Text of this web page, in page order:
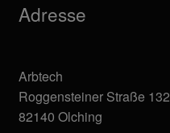
Adresse
Arbtech
Roggensteiner Straße 132
82140 Olching